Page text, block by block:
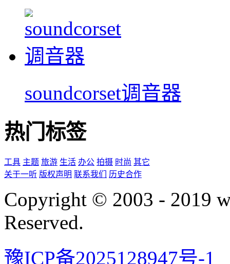
soundcorset调音器
热门标签
工具 主题 旅游 生活 办公 拍摄 时尚 其它
关于一听 版权声明 联系我们 历史合作
Copyright © 2003 - 2019
Reserved.
豫ICP备2025128947号-1